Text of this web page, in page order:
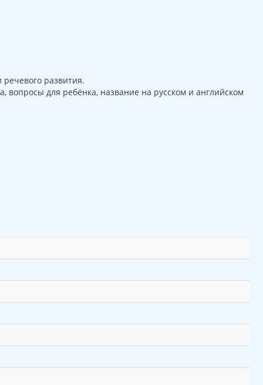
развития.
вопросы для ребёнка, название на русском и английском